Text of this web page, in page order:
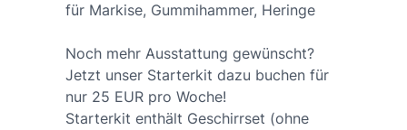
für Markise, Gummihammer, Heringe
Noch mehr Ausstattung gewünscht?
Jetzt unser Starterkit dazu buchen für
nur 25 EUR pro Woche!
Starterkit enthält Geschirrset (ohne